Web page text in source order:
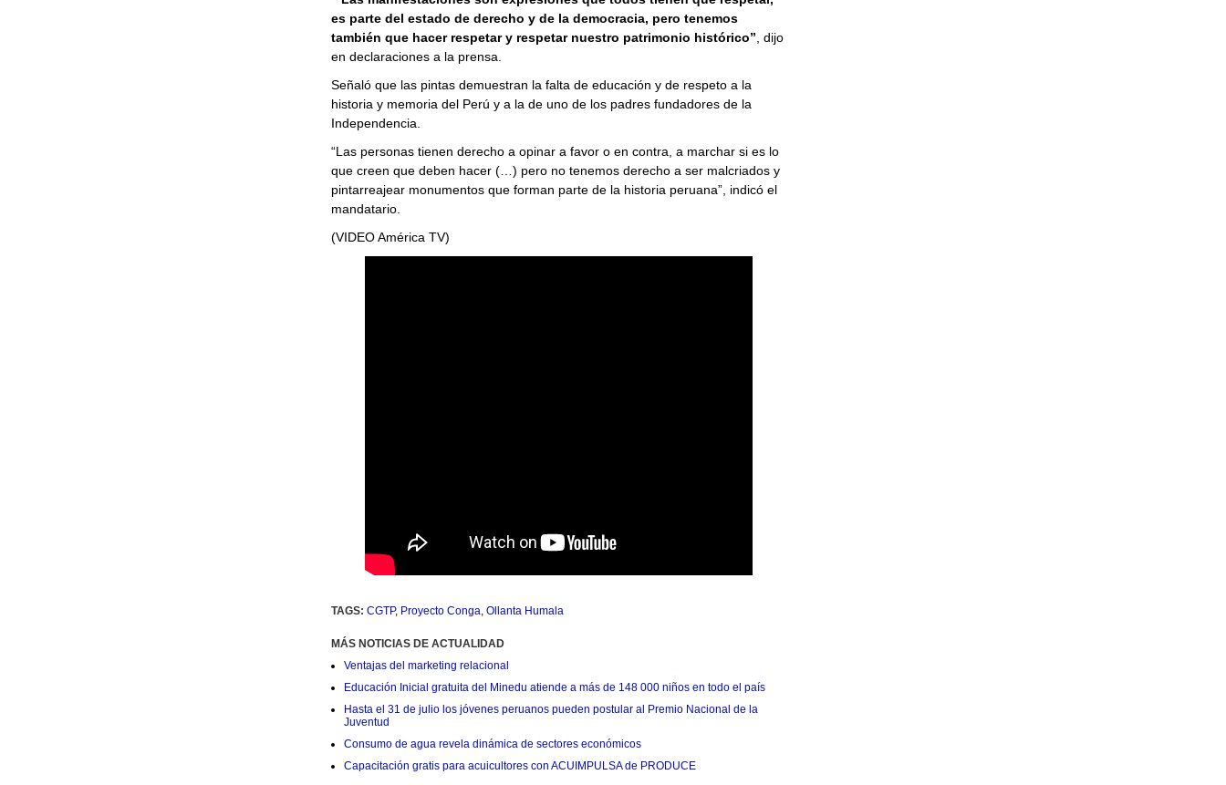
es parte del estado de derecho y de la democracia, pero tenemos
también que hacer respetar y respetar nuestro patrimonio histórico” , dijo
en declaraciones a la prensa.
Señaló que las pintas demuestran la falta de educación y de respeto a la
historia y memoria del Perú y a la de uno de los padres fundadores de la
Independencia.
“Las personas tienen derecho a opinar a favor o en contra, a marchar si es lo
que creen que deben hacer (…) pero no tenemos derecho a ser malcriados y
pintarreajear monumentos que forman parte de la historia peruana”, indicó el
mandatario.
(VIDEO América TV)
TAGS: CGTP, Proyecto Conga, Ollanta Humala
MÁS NOTICIAS DE ACTUALIDAD
Ventajas del marketing relacional
Educación Inicial gratuita del Minedu atiende a más de 148 000 niños en todo el país
Hasta el 31 de julio los jóvenes peruanos pueden postular al Premio Nacional de la
Juventud
Consumo de agua revela dinámica de sectores económicos
Capacitación gratis para acuicultores con ACUIMPULSA de PRODUCE